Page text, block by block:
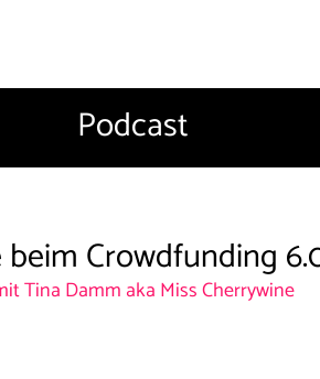
Podcast
beim Crowdfunding
Tina Damm aka Miss Cherrywine